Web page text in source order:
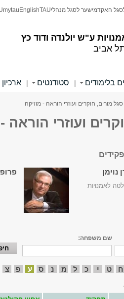
ע"ש יולנדה ודוד כץ
אביב
האקדמישער לסגל מנהליTAU
English
mytau
בלימודים | סטודנטים |
מורים, חוקרים ועוזרי הוראה - מוזיקה
ועוזרי הוראה
נוימן
לאמנויות
שם משפחה:
ח ט י כ ל מ נ ס ע פ צ